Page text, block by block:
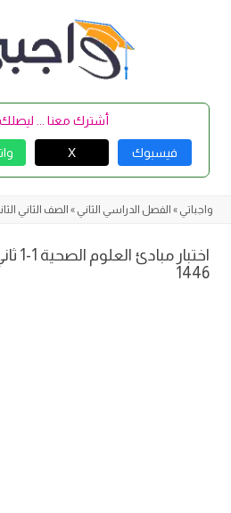
أشترك معنا ...
فيسبوك X
واجباتي » الفصل الدراسي الثاني » الصف الثاني
1446